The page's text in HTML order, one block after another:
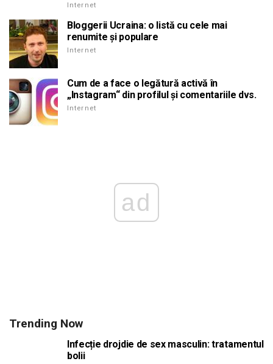
Internet
Bloggerii Ucraina: o listă cu cele mai
renumite și populare
Internet
Cum de a face o legătură activă în
„Instagram“ din profilul și comentariile dvs.
Internet
ad
Trending Now
Infecție drojdie de sex masculin: tratamentul
bolii